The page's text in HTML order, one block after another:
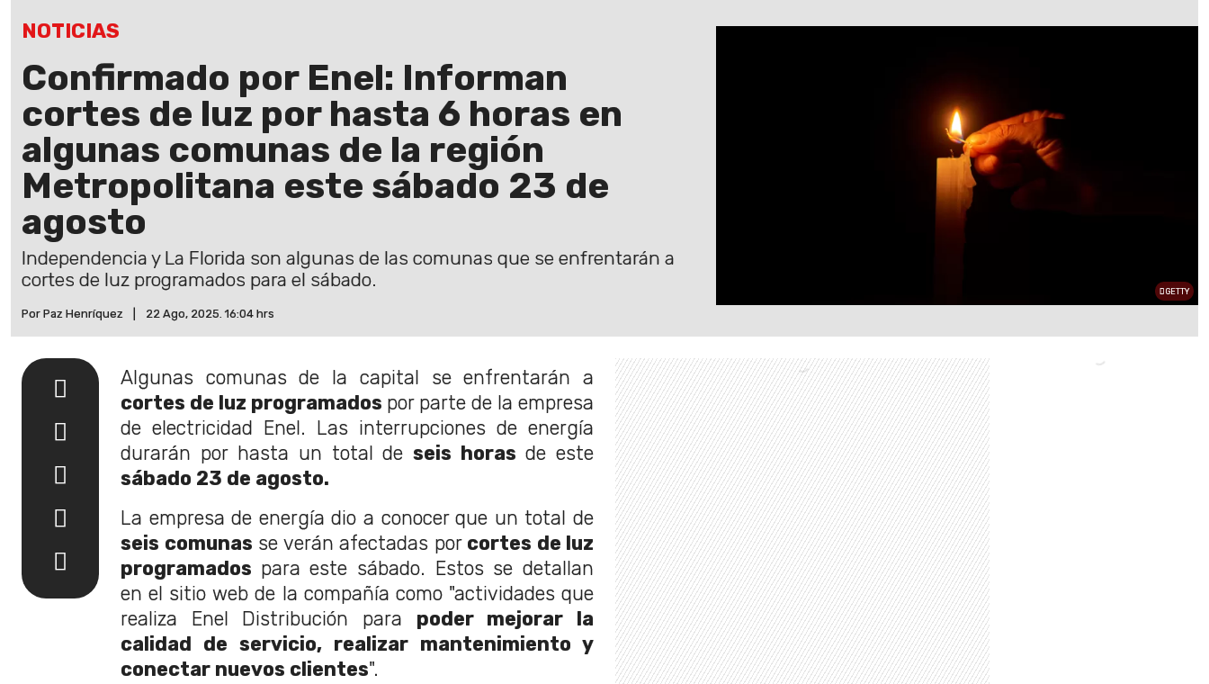
NOTICIAS
Confirmado por Enel: Informan
cortes de luz por hasta 6 horas en
algunas comunas de la región
Metropolitana este sábado 23 de
agosto
Independencia y La Florida son algunas de las comunas que se enfrentarán a
cortes de luz programados para el sábado.
Por Paz Henríquez 22 Ago, 2025. 16:04 hrs
GETTY
Algunas comunas de la capital se enfrentarán a
cortes de luz programados por parte de la empresa
de electricidad Enel. Las interrupciones de energía
durarán por hasta un total deseis horasde este
sábado 23 de agosto.
La empresa de energía dio a conocer que un total de
seis comunas se verán afectadas por cortes de luz
programados para este sábado. Estos se detallan
en el sitio web de la compañía como "actividades que
realiza Enel Distribución para poder mejorar la
calidad de servicio, realizar mantenimiento y
conectar nuevos clientes".